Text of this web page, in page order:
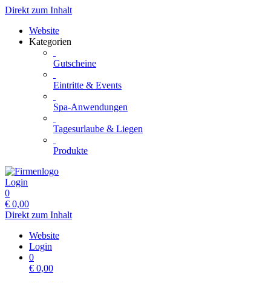
Direkt zum Inhalt
Website
Kategorien
Gutscheine
Eintritte & Events
Spa-Anwendungen
Tagesurlaube & Liegen
Produkte
Login
0
€ 0,00
Direkt zum Inhalt
Website
Login
0
€ 0,00